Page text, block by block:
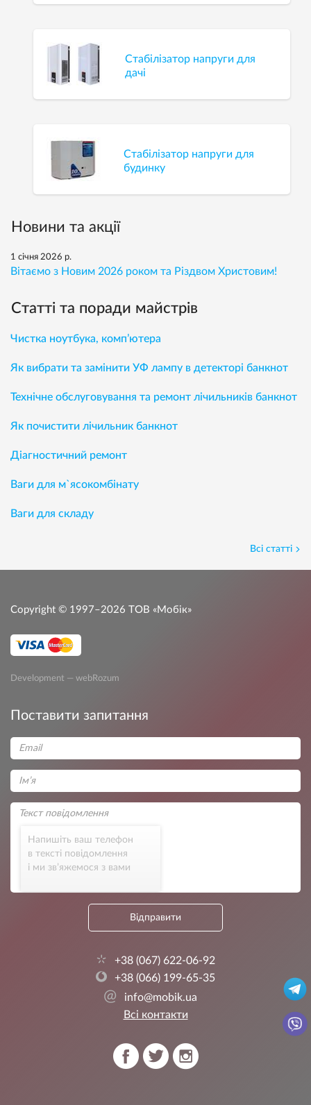
Стабілізатор напруги для
дачі
Стабілізатор напруги для
будинку
Новини та акції
1 січня 2026 р.
Вітаємо з Новим 2026 роком та Різдвом Христовим!
Статті та поради майстрів
Чистка ноутбука, комп’ютера
Як вибрати та замінити УФ лампу в детекторі банкнот
Технічне обслуговування та ремонт лічильників банкнот
Як почистити лічильник банкнот
Діагностичний ремонт
Ваги для м`ясокомбінату
Ваги для складу
Всі статті
Copyright © 1997–2026 ТОВ «Мобік»
Development — webRozum
Поставити запитання
Напишіть ваш телефон
в тексті повідомлення
і ми зв’яжемося з вами
Відправити
+38 (067) 622-06-92
+38 (066) 199-65-35
@
info@mobik.ua
Всі контакти